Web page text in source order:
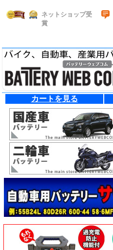
ネットショップ受
賞
カートを見る